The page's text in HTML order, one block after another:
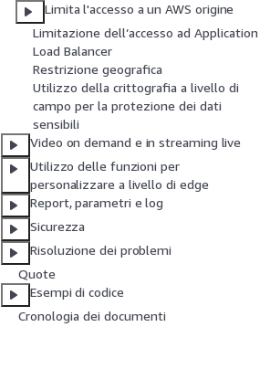
Limita l'accesso a un AWS origine
Limitazione dell’accesso ad Application
Load Balancer
Restrizione geografica
Utilizzo della crittografia a livello di
campo per la protezione dei dati
sensibili
Video on demand e in streaming live
Utilizzo delle funzioni per
personalizzare a livello di edge
Report, parametri e log
Sicurezza
Risoluzione dei problemi
Quote
Esempi di codice
Cronologia dei documenti